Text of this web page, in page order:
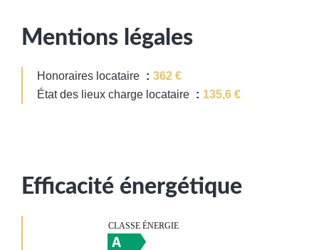
Mentions légales
Honoraires locataire
362 €
État des lieux charge locataire
135,6 €
Efficacité énergétique